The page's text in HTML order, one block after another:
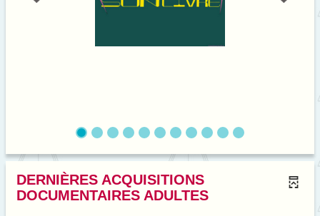
DERNIÈRES ACQUISITIONS
DOCUMENTAIRES ADULTES